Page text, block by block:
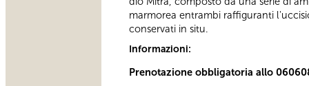
marmorea entrambi raffiguranti
conservati in situ.
Informazioni:
Prenotazione obbligatoria allo